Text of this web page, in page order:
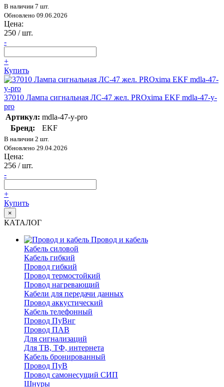
В наличии 7 шт.
Обновлено 09.06.2026
Цена:
250 / шт.
-
+
Купить
37010 Лампа сигнальная ЛС-47 жел. PROxima EKF mdla-47-y-
pro
Артикул: mdla-47-y-pro
Бренд:
EKF
В наличии 2 шт.
Обновлено 29.04.2026
Цена:
256 / шт.
-
+
Купить
×
КАТАЛОГ
Провод и кабель
Кабель силовой
Кабель гибкий
Провод гибкий
Провод термостойкий
Провод нагревающий
Кабели для передачи данных
Провод аккустический
Кабель телефонный
Провод ПуВнг
Провод ПАВ
Для сигнализаций
Для ТВ, ТФ, интернета
Кабель бронированный
Провод ПуВ
Провод самонесущий СИП
Шнуры